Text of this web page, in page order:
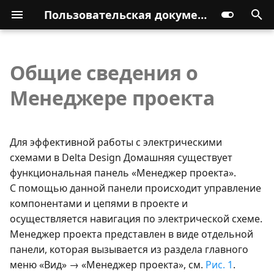
Пользовательская документация
Общие сведения о
Менеджере проекта
Для эффективной работы с электрическими
схемами в Delta Design Домашняя существует
функциональная панель «Менеджер проекта».
С помощью данной панели происходит управление
компонентами и цепями в проекте и
осуществляется навигация по электрической схеме.
Менеджер проекта представлен в виде отдельной
панели, которая вызывается из раздела главного
меню «Вид» → «Менеджер проекта», см. Рис. 1.